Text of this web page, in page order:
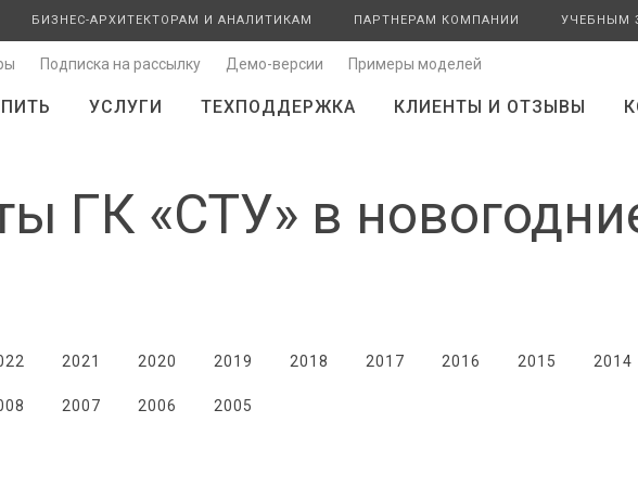
БИЗНЕС-АРХИТЕКТОРАМ И АНАЛИТИКАМ ПАРТНЕРАМ КОМПАНИИ УЧЕБНЫМ
Подписка на рассылку Демо-версии Примеры моделей
УСЛУГИ ТЕХПОДДЕРЖКА КЛИЕНТЫ И ОТЗЫВЫ
ГК «СТУ» в
2021 2020 2019 2018 2017 2016 2015 2014
2007 2006 2005